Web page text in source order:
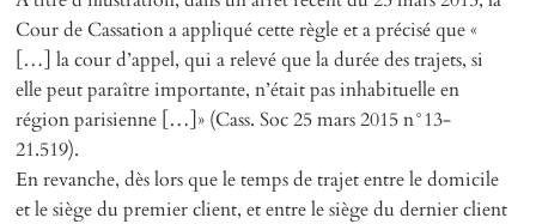
Cour de Cassation a appliqué cette règle et a précisé que «
[…] la cour d’appel, qui a relevé que la durée des trajets, si
elle peut paraître importante, n’était pas inhabituelle en
région parisienne […]» (Cass. Soc 25 mars 2015 n°13-
21.519).
En revanche, dès lors que le temps de trajet entre le domicile
et le siège du premier client, et entre le siège du dernier client